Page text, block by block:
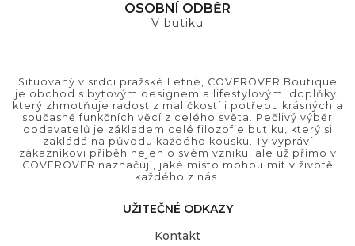
OSOBNÍ ODBĚR
V butiku
Situovaný v srdci pražské Letné, COVEROVER Boutique
je obchod s bytovým designem a lifestylovými doplňky,
který zhmotňuje radost z maličkostí i potřebu krásných a
současně funkčních věcí z celého světa. Pečlivý výběr
dodavatelů je základem celé filozofie butiku, který si
zakládá na původu každého kousku. Ty vypráví
zákazníkovi příběh nejen o svém vzniku, ale už přímo v
COVEROVER naznačují, jaké místo mohou mít v životě
každého z nás.
UŽITEČNÉ ODKAZY
Kontakt